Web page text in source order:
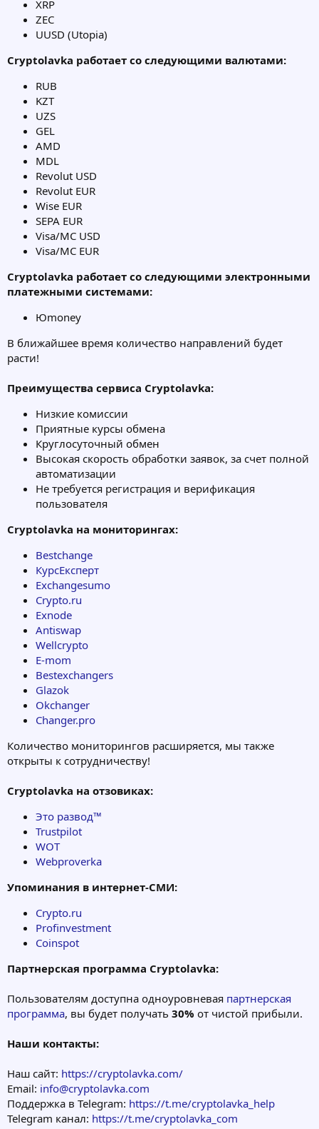
XRP
ZEC
UUSD (Utopia)
Cryptolavka работает со следующими валютами:
RUB
KZT
UZS
GEL
AMD
MDL
Revolut USD
Revolut EUR
Wise EUR
SEPA EUR
Visa/MC USD
Visa/MC EUR
Cryptolavka работает со следующими электронными
платежными системами:
Юmoney
В ближайшее время количество направлений будет
расти!
Преимущества сервиса Cryptolavka:
Низкие комиссии
Приятные курсы обмена
Круглосуточный обмен
Высокая скорость обработки заявок, за счет полной
автоматизации
Не требуется регистрация и верификация
пользователя
Cryptolavka на мониторингах:
Bestchange
КурсЕксперт
Exchangesumo
Crypto.ru
Exnode
Antiswap
Wellcrypto
E-mom
Bestexchangers
Glazok
Okchanger
Changer.pro
Количество мониторингов расширяется, мы также
открыты к сотрудничеству!
Cryptolavka на отзовиках:
Это развод™
Trustpilot
WOT
Webproverka
Упоминания в интернет-СМИ:
Crypto.ru
Profinvestment
Coinspot
Партнерская программа Cryptolavka:
Пользователям доступна одноуровневая партнерская
программа, вы будет получать 30% от чистой прибыли.
Наши контакты:
Наш сайт: https://cryptolavka.com/
Email: info@cryptolavka.com
Поддержка в Telegram: https://t.me/cryptolavka_help
Telegram канал: https://t.me/cryptolavka_com